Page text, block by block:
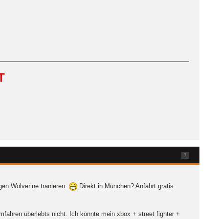
7
Wolverine tranieren. Direkt in München? Anfahrt gratis
überlebts nicht. Ich könnte mein xbox + street fighter +